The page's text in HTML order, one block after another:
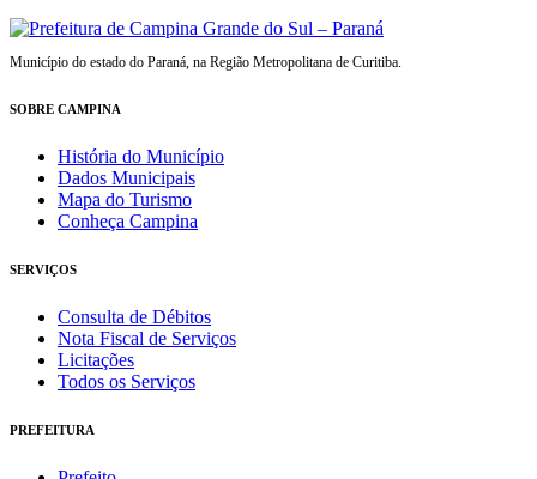
Município do estado do Paraná, na Região Metropolitana de Curitiba.
SOBRE CAMPINA
História do Município
Dados Municipais
Mapa do Turismo
Conheça Campina
SERVIÇOS
Consulta de Débitos
Nota Fiscal de Serviços
Licitações
Todos os Serviços
PREFEITURA